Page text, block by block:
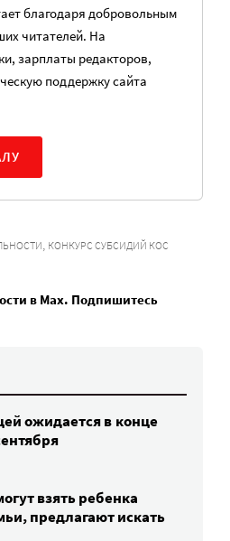
благодаря добровольным
читателей. На
зарплаты редакторов,
поддержку сайта
, КОНКУРС СУБСИДИЙ КОС
в Max. Подпишитесь
ожидается в конце
взять ребенка
предлагают искать